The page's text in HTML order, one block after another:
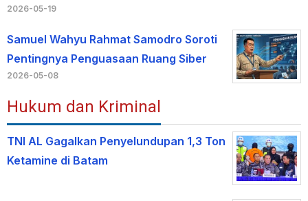
2026-05-19
Samuel Wahyu Rahmat Samodro Soroti
Pentingnya Penguasaan Ruang Siber
2026-05-08
Hukum dan Kriminal
TNI AL Gagalkan Penyelundupan 1,3 Ton
Ketamine di Batam